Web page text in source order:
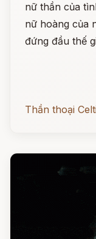
nữ thần của
nữ hoàng của
đứng đầu thế
Thần thoại